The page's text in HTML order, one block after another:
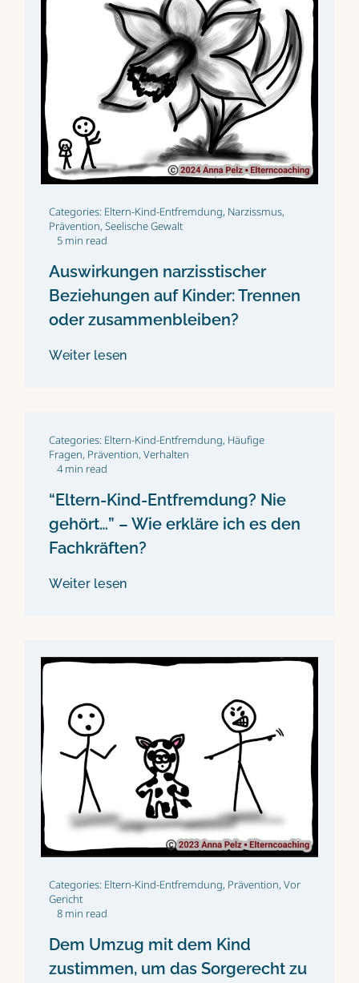
Categories: Eltern-Kind-Entfremdung, Narzissmus,
Prävention,Seelische Gewalt
5 min read
Auswirkungen narzisstischer
Beziehungen auf Kinder: Trennen
oder zusammenbleiben?
Weiter lesen
Categories: Eltern-Kind-Entfremdung, Häufige
Fragen, Prävention,Verhalten
4 min read
“Eltern-Kind-Entfremdung? Nie
gehört…” – Wie erkläre ich es den
Fachkräften?
Weiter lesen
Categories: Eltern-Kind-Entfremdung, Prävention,Vor
Gericht
8 min read
Dem Umzug mit dem Kind
zustimmen, um das Sorgerecht zu